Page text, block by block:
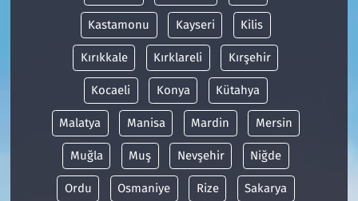
Kastamonu Kayseri Kilis
Kırıkkale Kırklareli Kırşehir
Kocaeli Konya Kütahya
Malatya Manisa Mardin Mersin
Muğla Muş Nevşehir Niğde
Ordu Osmaniye Rize Sakarya